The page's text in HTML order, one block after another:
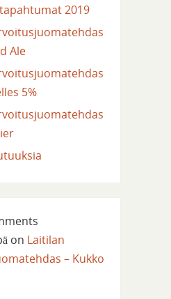
2019
Ale
5%
on Laitilan
– Kukko